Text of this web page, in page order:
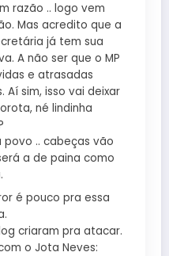
razão .. logo vem
Mas acredito que a
já tem sua
A não ser que o MP
e atrasadas
Aí sim, isso vai deixar
né lindinha
povo .. cabeças vão
a de paina como
é pouco pra essa
criaram pra atacar.
o Jota Neves: